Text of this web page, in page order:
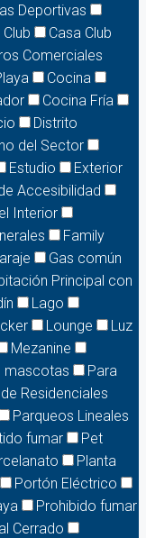
Deportivas
Casa Club
Comerciales
Cocina
Cocina Fría
Distrito
del Sector
Estudio
Exterior
Accesibilidad
Interior
Family
Gas común
Principal con
Lago
Lounge
Luz
Mezanine
mascotas
Para
Residenciales
Parqueos Lineales
fumar
Pet
Planta
Portón Eléctrico
Prohibido fumar
Cerrado